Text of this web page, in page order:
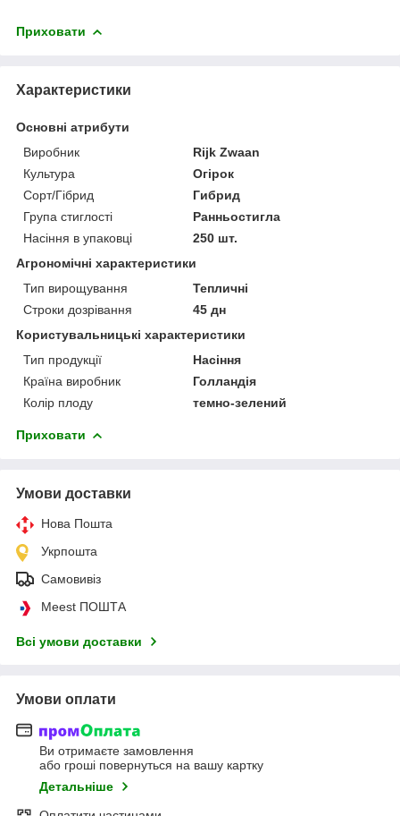
Приховати
Характеристики
Основні атрибути
Виробник
Rijk Zwaan
Культура
Огірок
Сорт/Гібрид
Гибрид
Група стиглості
Ранньостигла
Насіння в упаковці
250 шт.
Агрономічні характеристики
Тип вирощування
Тепличні
Строки дозрівання
45 дн
Користувальницькі характеристики
Тип продукції
Насіння
Країна виробник
Голландія
Колір плоду
темно-зелений
Приховати
Умови доставки
Нова Пошта
Укрпошта
Самовивіз
Meest ПОШТА
Всі умови доставки
Умови оплати
Ви отримаєте замовлення
або гроші повернуться на вашу картку
Детальніше